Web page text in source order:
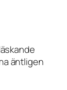
äntligen